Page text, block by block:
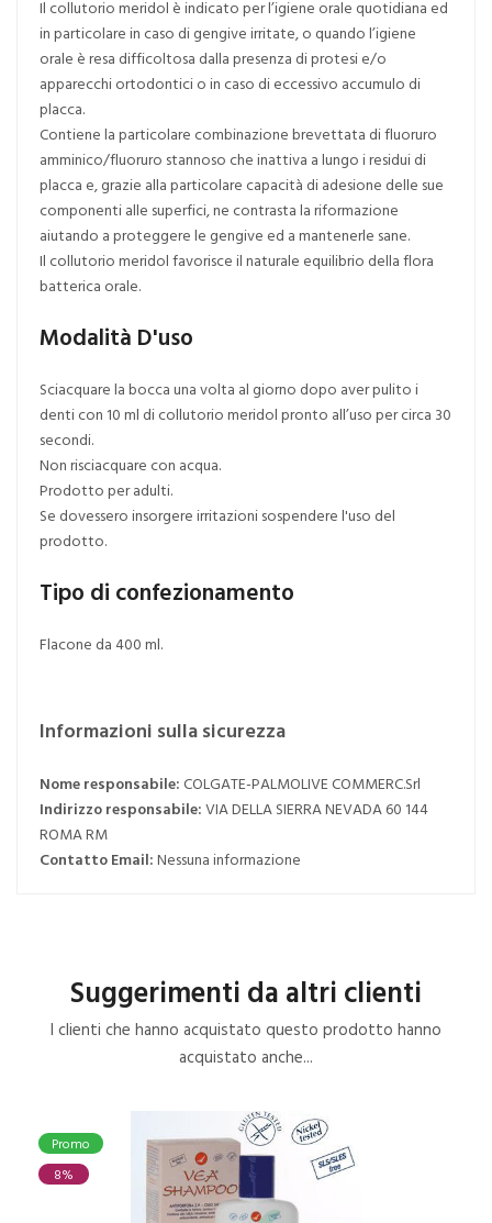
Il collutorio meridol è indicato per l’igiene orale quotidiana ed
in particolare in caso di gengive irritate, o quando l’igiene
orale è resa difficoltosa dalla presenza di protesi e/o
apparecchi ortodontici o in caso di eccessivo accumulo di
placca.
Contiene la particolare combinazione brevettata di fluoruro
amminico/fluoruro stannoso che inattiva a lungo i residui di
placca e, grazie alla particolare capacità di adesione delle sue
componenti alle superfici, ne contrasta la riformazione
aiutando a proteggere le gengive ed a mantenerle sane.
Il collutorio meridol favorisce il naturale equilibrio della flora
batterica orale.
Modalità D'uso
Sciacquare la bocca una volta al giorno dopo aver pulito i
denti con 10 ml di collutorio meridol pronto all’uso per circa 30
secondi.
Non risciacquare con acqua.
Prodotto per adulti.
Se dovessero insorgere irritazioni sospendere l'uso del
prodotto.
Tipo di confezionamento
Flacone da 400 ml.
Informazioni sulla sicurezza
Nome responsabile:COLGATE-PALMOLIVE COMMERC.Srl
Indirizzo responsabile:VIA DELLA SIERRA NEVADA 60 144
ROMA RM
Contatto Email:Nessuna informazione
Suggerimenti da altri clienti
I clienti che hanno acquistato questo prodotto hanno
acquistato anche...
Promo
8%